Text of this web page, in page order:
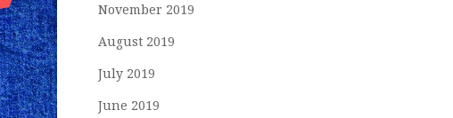
November 2019
August 2019
July 2019
June 2019